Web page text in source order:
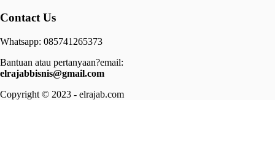
Contact Us
Whatsapp: 085741265373
Bantuan atau pertanyaan?email:
elrajabbisnis@gmail.com
Copyright © 2023 - elrajab.com